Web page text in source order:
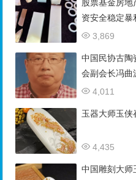
股票基金房
资安全稳定暴
3,869
中国民协古陶
会副会长冯曲
4,011
玉器大师玉侠
4,435
中国雕刻大师